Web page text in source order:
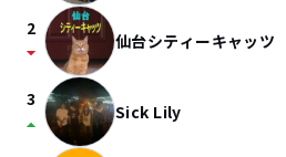
2
arrow_drop_down 仙台シティーキャッツ
3
arrow_drop_up Sick Lily